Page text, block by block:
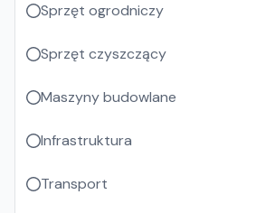
Sprzęt ogrodniczy
Sprzęt czyszczący
Maszyny budowlane
Infrastruktura
Transport